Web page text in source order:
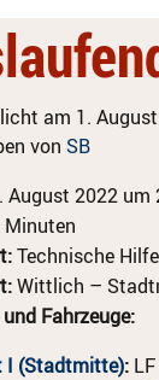
am 1.
von SB
August 2022 um
Minuten
Technische
Wittlich –
Fahrzeuge:
I (Stadtmitte):